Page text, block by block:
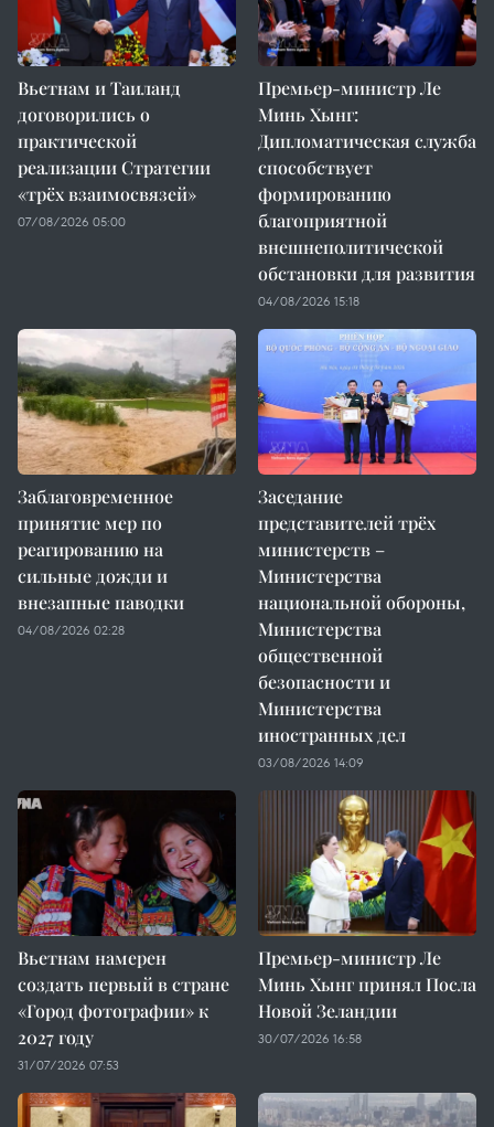
Вьетнам и Таиланд
договорились о
практической
реализации Стратегии
«трёх взаимосвязей»
07/08/2026 05:00
Премьер-министр Ле
Минь Хынг:
Дипломатическая служба
способствует
формированию
благоприятной
внешнеполитической
обстановки для развития
04/08/2026 15:18
Заблаговременное
принятие мер по
реагированию на
сильные дожди и
внезапные паводки
04/08/2026 02:28
Заседание
представителей трёх
министерств –
Министерства
национальной обороны,
Министерства
общественной
безопасности и
Министерства
иностранных дел
03/08/2026 14:09
Вьетнам намерен
создать первый в стране
«Город фотографии» к
2027 году
31/07/2026 07:53
Премьер-министр Ле
Минь Хынг принял Посла
Новой Зеландии
30/07/2026 16:58